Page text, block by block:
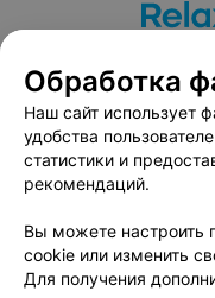
Вакансии
Публичный
Связаться
Обработка
Наш сайт использует
удобства
статистики и
рекомендаций.
Вы можете настроить
cookie или изменить
Для получения